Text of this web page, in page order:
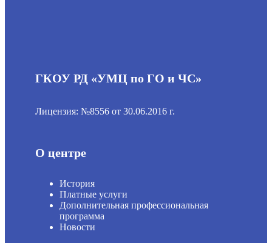
ГКОУ РД «УМЦ по ГО и ЧС»
Лицензия: №8556 от 30.06.2016 г.
О центре
История
Платные услуги
Дополнительная профессиональная
программа
Новости